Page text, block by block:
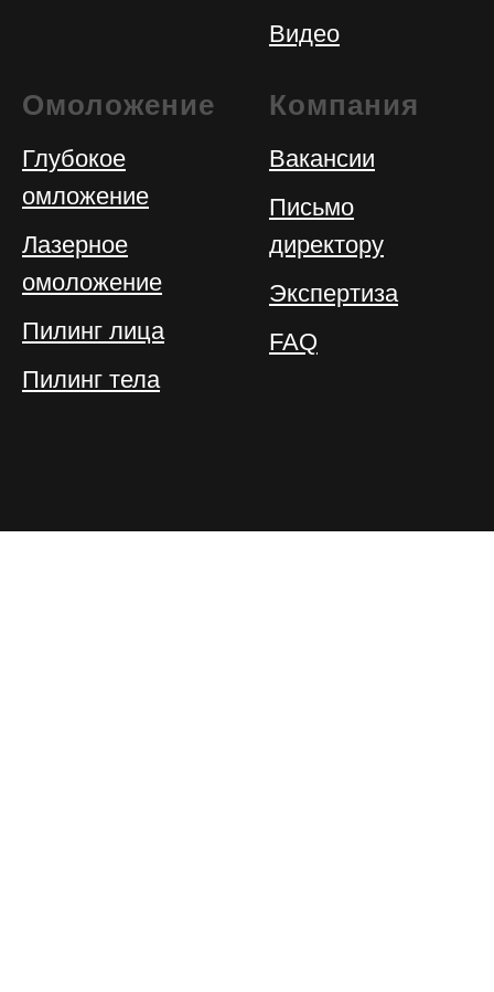
Видео
Омоложение
Глубокое
омложение
Лазерное
омоложение
Пилинг лица
Пилинг тела
Компания
Вакансии
Письмо
директору
Экспертиза
FAQ